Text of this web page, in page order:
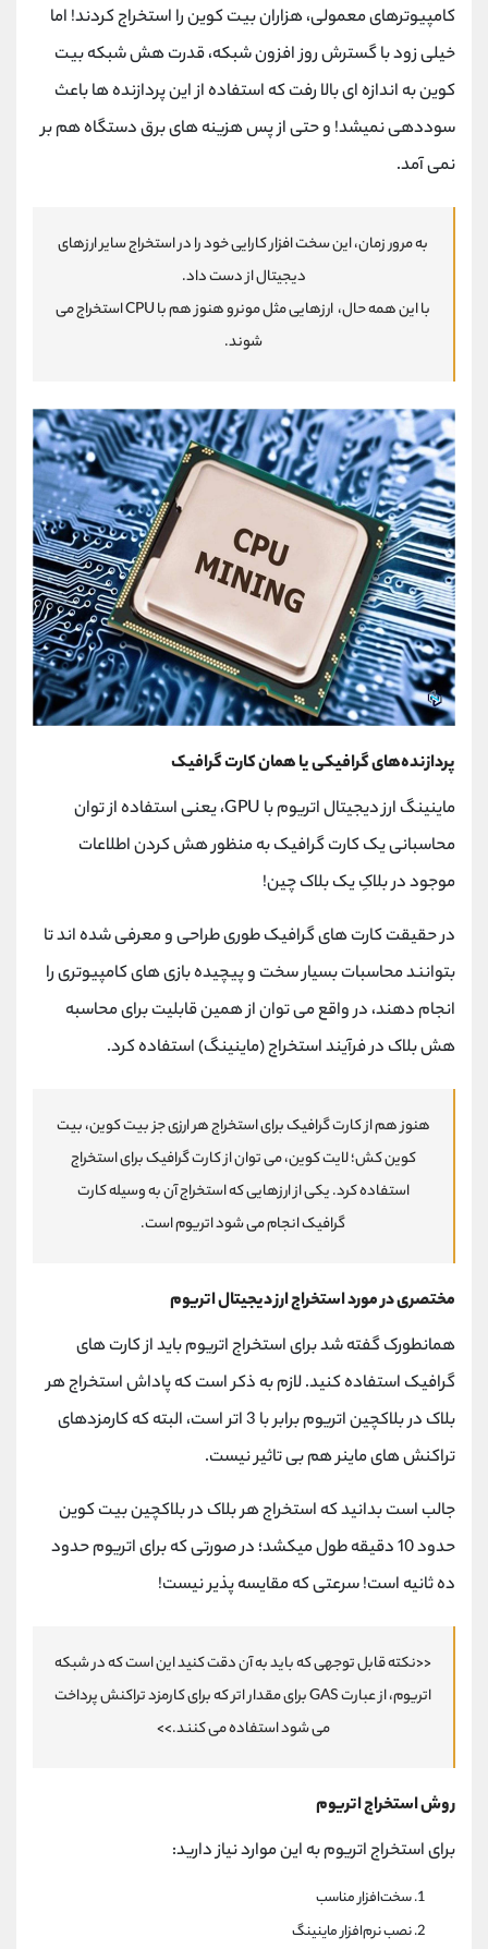
کامپیوترهای معمولی، هزاران بیت کوین را استخراج کردند! اما
خیلی زود با گسترش روز افزون شبکه، قدرت هش شبکه بیت
کوین به اندازه ای بالا رفت که استفاده از این پردازنده ها باعث
سوددهی نمیشد! و حتی از پس هزینه های برق دستگاه هم بر
نمی آمد.
به مرور زمان، این سخت افزار کارایی خود را در استخراج سایر ارزهای
دیجیتال از دست داد.
با این همه حال، ارزهایی مثل مونرو هنوز هم با CPU استخراج می
شوند.
پردازنده‌های گرافیکی یا همان کارت گرافیک
ماینینگ ارز دیجیتال اتریوم با GPU، یعنی استفاده از توان
محاسبانی یک کارت گرافیک به منظور هش کردن اطلاعات
موجود در بلاکِ یک بلاک چین!
در حقیقت کارت های گرافیک طوری طراحی و معرفی شده اند تا
بتوانند محاسبات بسیار سخت و پیچیده بازی های کامپیوتری را
انجام دهند، در واقع می توان از همین قابلیت برای محاسبه
هش بلاک در فرآیند استخراج (ماینینگ) استفاده کرد.
هنوز هم از کارت گرافیک برای استخراج هر ارزی جز بیت کوین، بیت
کوین کش؛ لایت کوین، می توان از کارت گرافیک برای استخراج
استفاده کرد. یکی از ارزهایی که استخراج آن به وسیله کارت
گرافیک انجام می شود اتریوم است.
مختصری در مورد استخراج ارز دیجیتال اتریوم
همانطورک گفته شد برای استخراج اتریوم باید از کارت های
گرافیک استفاده کنید. لازم به ذکر است که پاداش استخراج هر
بلاک در بلاکچین اتریوم برابر با 3 اتر است، البته که کارمزدهای
تراکنش های ماینر هم بی تاثیر نیست.
جالب است بدانید که استخراج هر بلاک در بلاکچین بیت کوین
حدود 10 دقیقه طول میکشد؛ در صورتی که برای اتریوم حدود
ده ثانیه است! سرعتی که مقایسه پذیر نیست!
<<نکته قابل توجهی که باید به آن دقت کنید این است که در شبکه
اتریوم، از عبارت GAS برای مقدار اتر که برای کارمزد تراکنش پرداخت
می ‌شود استفاده می‌ کنند.>>
روش استخراج اتریوم
برای استخراج اتریوم به این موارد نیاز دارید:
سخت‌افزار مناسب
نصب نرم‌افزار ماینینگ